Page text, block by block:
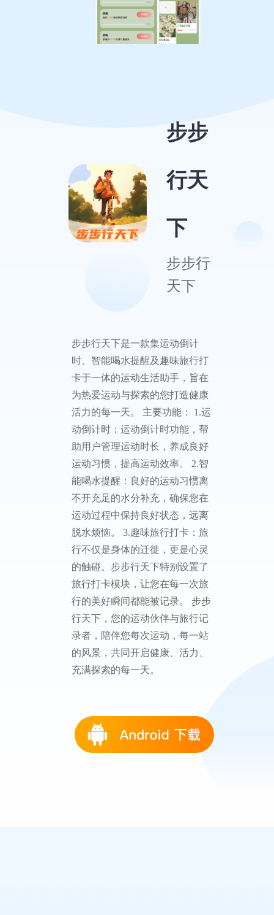
步步
行天
下
步步行
天下
步步行天下是一款集运动倒计
时、智能喝水提醒及趣味旅行打
卡于一体的运动生活助手，旨在
为热爱运动与探索的您打造健康
活力的每一天。 主要功能： 1.运
动倒计时：运动倒计时功能，帮
助用户管理运动时长，养成良好
运动习惯，提高运动效率。 2.智
能喝水提醒：良好的运动习惯离
不开充足的水分补充，确保您在
运动过程中保持良好状态，远离
脱水烦恼。 3.趣味旅行打卡：旅
行不仅是身体的迁徙，更是心灵
的触碰。步步行天下特别设置了
旅行打卡模块，让您在每一次旅
行的美好瞬间都能被记录。 步步
行天下，您的运动伙伴与旅行记
录者，陪伴您每次运动，每一站
的风景，共同开启健康、活力、
充满探索的每一天。